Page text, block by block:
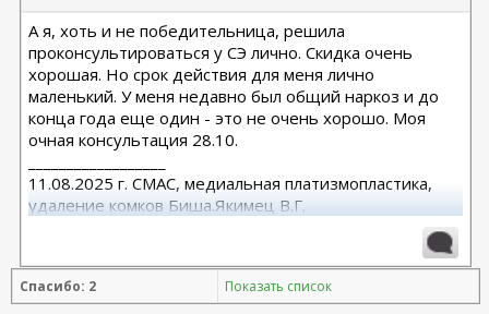
А я, хоть и не победительница, решила
проконсультироваться у СЭ лично. Скидка очень
хорошая. Но срок действия для меня лично
маленький. У меня недавно был общий наркоз и до
конца года еще один - это не очень хорошо. Моя
очная консультация 28.10.
11.08.2025 г. СМАС, медиальная платизмопластика,
удаление комков Биша.Якимец В.Г.
Спасибо: 2 Показать список